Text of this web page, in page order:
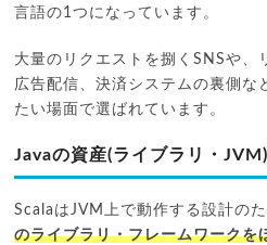
言語の1つになっています。
大量のリクエストを捌くSNSや、
広告配信、決済システムの裏側な
たい場面で選ばれています。
Javaの資産(ライブラリ・
ScalaはJVM上で動作する設計のた
のライブラリ・フレームワークを